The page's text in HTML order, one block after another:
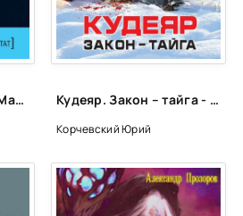
Государь - Никколо Макиавелли Кудеяр. Закон – тайга - Юрий Корчевский
Корчевский Юрий